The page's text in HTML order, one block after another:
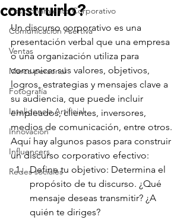
Posicionamiento Corporativo
Comunicación Asertiva
Ventas
Marca personal
Fotografía
Inteligencia Artificial
Innovación
Influencers
Redes sociales
construirlo?
Un discurso corporativo es una
presentación verbal que una empresa
o una organización utiliza para
comunicar sus valores, objetivos,
logros, estrategias y mensajes clave a
su audiencia, que puede incluir
empleados, clientes, inversores,
medios de comunicación, entre otros.
Aquí hay algunos pasos para construir
un discurso corporativo efectivo:
Define tu objetivo: Determina el
propósito de tu discurso. ¿Qué
mensaje deseas transmitir? ¿A
quién te diriges?